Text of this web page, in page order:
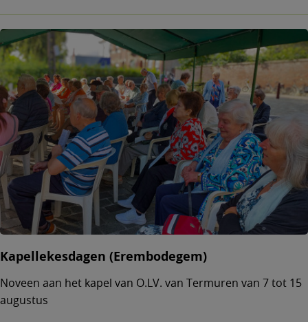
Kapellekesdagen (Erembodegem)
Noveen aan het kapel van O.LV. van Termuren van 7 tot 15
augustus